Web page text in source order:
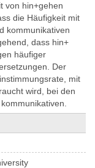
von hin+gehen
die Häufigkeit mit
kommunikativen
dass hin+
häufiger
Der
mit
wird, bei den